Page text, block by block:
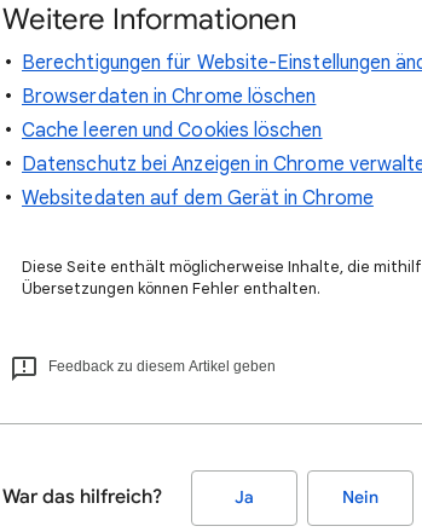
Weitere Informationen
Berechtigungen für Website-Einstellungen
Browserdaten in Chrome löschen
Cache leeren und Cookies löschen
Datenschutz bei Anzeigen in Chrome
Websitedaten auf dem Gerät in Chrome
Diese Seite enthält möglicherweise Inhalte, die
Übersetzungen können Fehler enthalten.
Feedback zu diesem Artikel geben
War das hilfreich? Ja Nein